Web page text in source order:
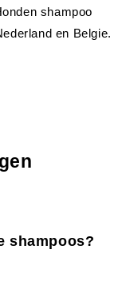
shampoos?